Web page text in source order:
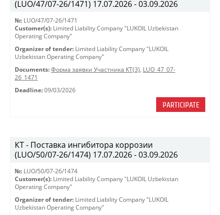
(LUO/47/07-26/1471) 17.07.2026 - 03.09.2026
№: LUO/47/07-26/1471
Customer(s): Limited Liability Company "LUKOIL Uzbekistan
Operating Company"
Organizer of tender: Limited Liability Company "LUKOIL
Uzbekistan Operating Company"
Documents: Форма заявки Участника КТ(3), LUO_47_07-
26_1471
Deadline: 09/03/2026
PARTICIPATE
КТ - Поставка ингибитора коррозии
(LUO/50/07-26/1474) 17.07.2026 - 03.09.2026
№: LUO/50/07-26/1474
Customer(s): Limited Liability Company "LUKOIL Uzbekistan
Operating Company"
Organizer of tender: Limited Liability Company "LUKOIL
Uzbekistan Operating Company"